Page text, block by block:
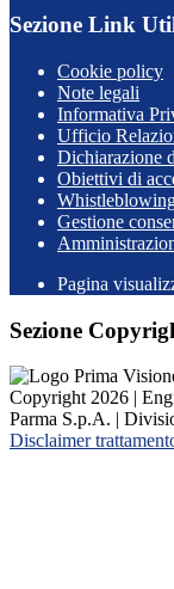
Sezione Link
Cookie policy
Note legali
Informativa
Ufficio
Dichiarazione
Obiettivi di
Gestione
Pagina
Sezione
Copyright 2026 |
Parma S.p.A. |
Disclaimer